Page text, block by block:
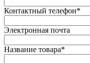
Контактный телефон*
Электронная почта
Название товара*